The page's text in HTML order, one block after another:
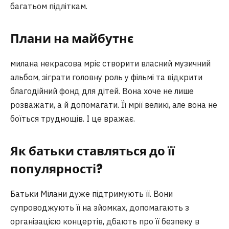
багатьом підліткам.
Плани на майбутнє
милана некрасова мріє створити власний музичний
альбом, зіграти головну роль у фільмі та відкрити
благодійний фонд для дітей. Вона хоче не лише
розважати, а й допомагати. Її мрії великі, але вона не
боїться труднощів. І це вражає.
Як батьки ставляться до її
популярності?
Батьки Мілани дуже підтримують її. Вони
супроводжують її на зйомках, допомагають з
організацією концертів, дбають про її безпеку в